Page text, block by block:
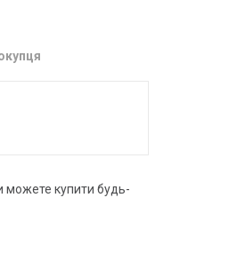
можете купити будь-